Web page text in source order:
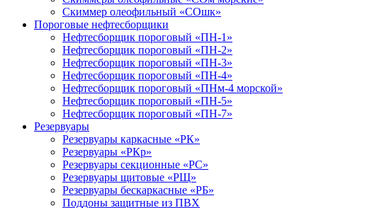
Скиммер олеофильный «СОшк»
Пороговые нефтесборщики
Нефтесборщик пороговый «ПН-1»
Нефтесборщик пороговый «ПН-2»
Нефтесборщик пороговый «ПН-3»
Нефтесборщик пороговый «ПН-4»
Нефтесборщик пороговый «ПНм-4 морской»
Нефтесборщик пороговый «ПН-5»
Нефтесборщик пороговый «ПН-7»
Резервуары
Резервуары каркасные «РК»
Резервуары «РКр»
Резервуары секционные «РС»
Резервуары щитовые «РЩ»
Резервуары бескаркасные «РБ»
Поддоны защитные из ПВХ